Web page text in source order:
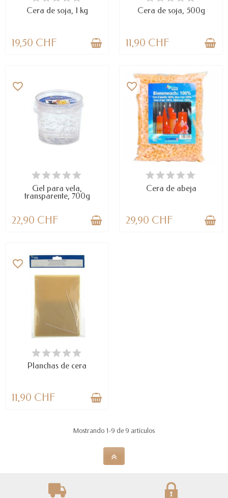
Cera de soja, 1 kg
19,50 CHF
Cera de soja, 500g
11,90 CHF
DISPONIBLE
favorite_border
Gel para vela,
transparente, 700g
22,90 CHF
LAST ITEMS IN STOCK
favorite_border
Cera de abeja
29,90 CHF
DISPONIBLE
favorite_border
Planchas de cera
11,90 CHF
Mostrando 1-9 de 9 artículos